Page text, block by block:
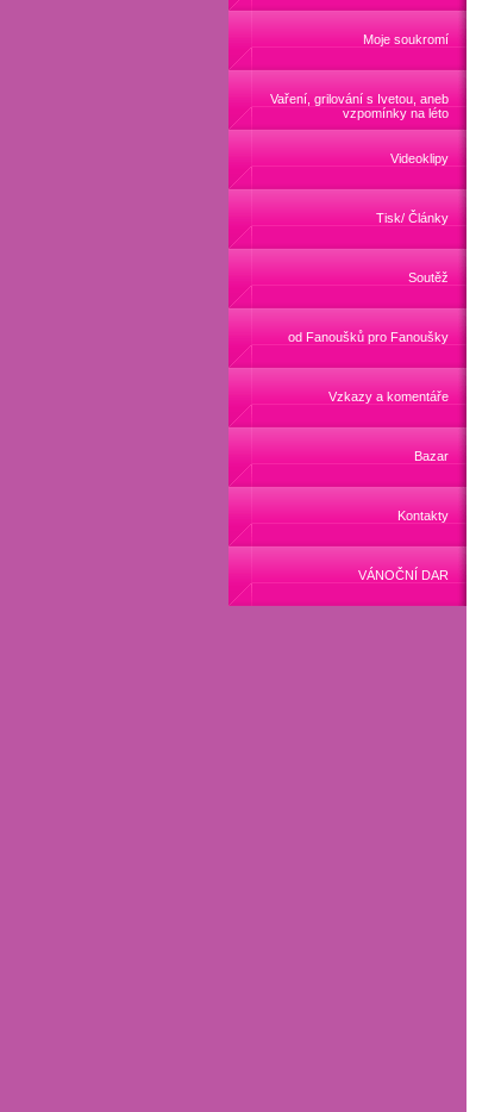
Moje soukromí
Vaření, grilování s Ivetou, aneb
vzpomínky na léto
Videoklipy
Tisk/ Články
Soutěž
od Fanoušků pro Fanoušky
Vzkazy a komentáře
Bazar
Kontakty
VÁNOČNÍ DAR